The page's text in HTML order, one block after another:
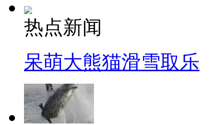
热点新闻
呆萌大熊猫滑雪取乐